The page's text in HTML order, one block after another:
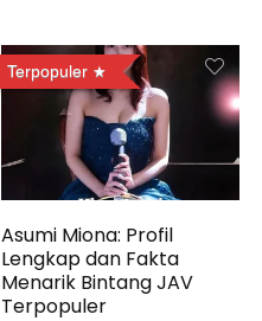
Terpopuler
Asumi Miona: Profil
Lengkap dan Fakta
Menarik Bintang JAV
Terpopuler